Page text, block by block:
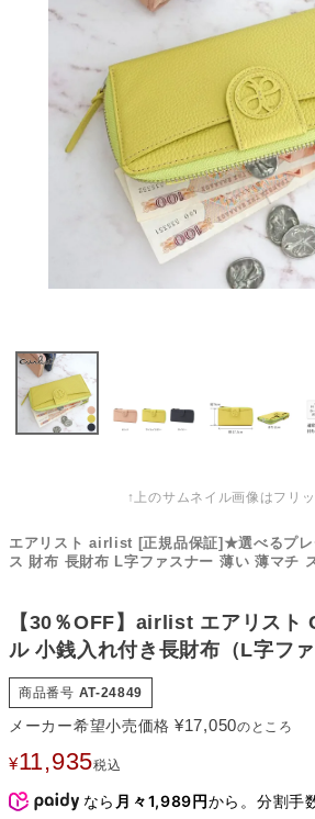
↑上のサムネイル画像はフリ
エアリスト airlist [正規品保証]★選べるプレ
ス 財布 長財布 L字ファスナー 薄い 薄マチ
【30％OFF】airlist エアリスト
ル 小銭入れ付き長財布（L字フ
商品番号 AT-24849
メーカー希望小売価格 ¥17,050のところ
¥11,935税込
なら 月々1,989円から。分割手